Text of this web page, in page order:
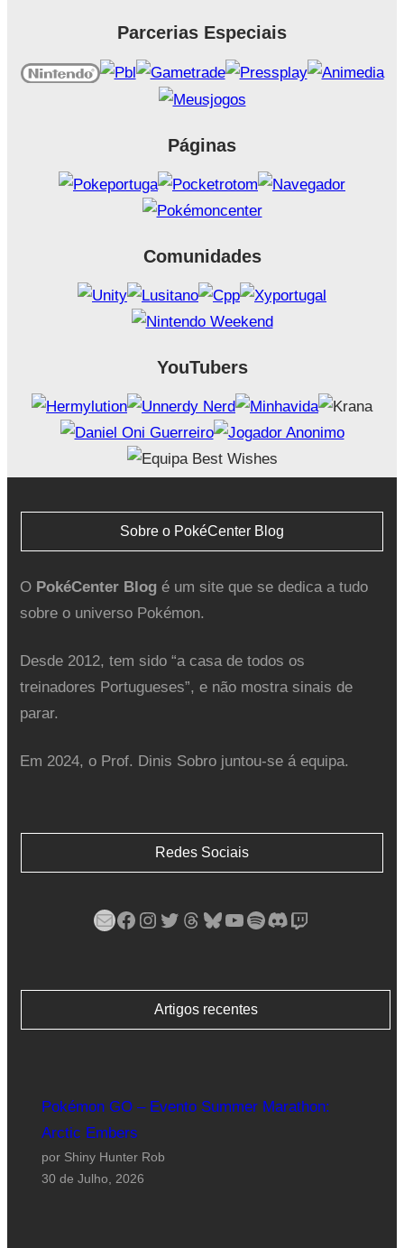
Parcerias Especiais
Páginas
Comunidades
YouTubers
Sobre o PokéCenter Blog
O PokéCenter Blogé um site que se dedica a tudo
sobre o universo Pokémon.
Desde 2012, tem sido “a casa de todos os
treinadores Portugueses”, e não mostra sinais de
parar.
Em 2024, o Prof. Dinis Sobro juntou-se á equipa.
Redes Sociais
Mail Facebook Instagram Twitter Threads Bluesky YouTube Spotify Discord Twitch
Artigos recentes
Pokémon GO – Evento Summer Marathon:
Arctic Embers
por Shiny Hunter Rob
30 de Julho, 2026